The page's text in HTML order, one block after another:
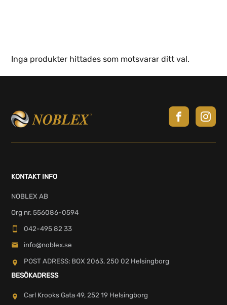
Inga produkter hittades som motsvarar ditt val.
KONTAKT INFO
NOBLEX AB
Org nr. 556086-0594
042-495 82 33
info@noblex.se
POST ADRESS: BOX 2063, 250 02 Helsingborg
BESÖKADRESS
Carl Krooks Gata 49, 252 19 Helsingborg